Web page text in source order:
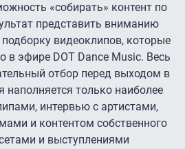
«собирать» контент по
представить вниманию
видеоклипов, которые
в эфире DOT Dance Music. Весь
отбор перед выходом в
наполняется только наиболее
интервью с артистами,
и контентом собственного
и выступлениями